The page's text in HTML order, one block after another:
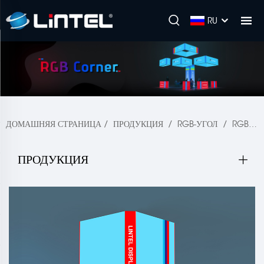
RU
ДОМАШНЯЯ СТРАНИЦА / ПРОДУКЦИЯ / RGB-УГОЛ / RGB-УГЛОВОЕ РЕШЕНИЕ ДЛЯ СТЕНДА
ПРОДУКЦИЯ